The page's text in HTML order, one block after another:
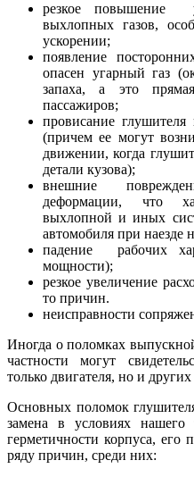
резкое повышение
выхлопных газов,
ускорении;
появление
опасен угарный газ
запаха, а это
пассажиров;
провисание
(причем ее могут
движении, когда
детали кузова);
внешние
деформации, что
выхлопной и иных
автомобиля при наезде
падение рабочих
мощности);
резкое увеличение
то причин.
неисправности
Иногда о поломках
частности могут
только двигателя, но и
Основных поломок
замена в условиях нашего
герметичности корпуса, его
ряду причин, среди них: